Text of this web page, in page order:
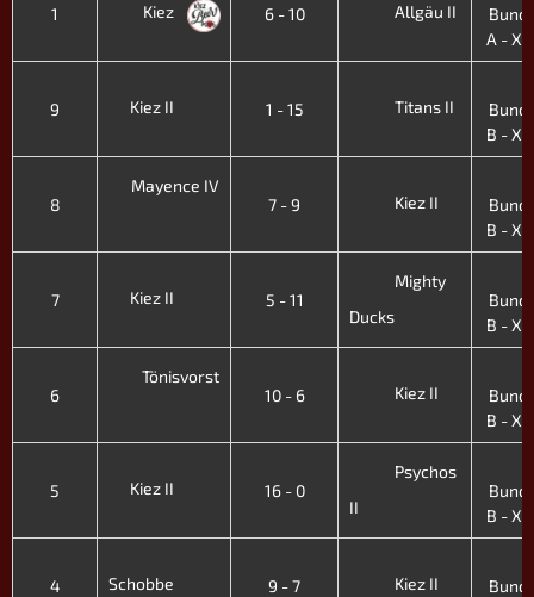
1 Kiez 6 - 10 Allgäu II
A - XI.
9 Kiez II 1 - 15 Titans II
B - X.
8
Mayence IV
7 - 9
Kiez II
B - X.
7 Kiez II 5 - 11
Mighty
Ducks
B - X.
6
Tönisvorst
10 - 6
Kiez II
B - X.
5 Kiez II 16 - 0
Psychos
II
B - X.
4 Schobbe 9 - 7 Kiez II